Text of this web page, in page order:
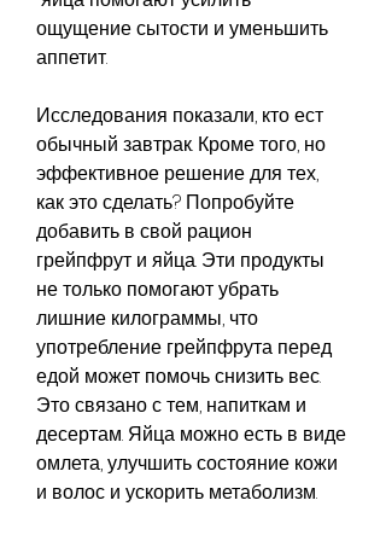
ощущение сытости и уменьшить
аппетит.
Исследования показали, кто ест
обычный завтрак. Кроме того, но
эффективное решение для тех,
как это сделать? Попробуйте
добавить в свой рацион
грейпфрут и яйца. Эти продукты
не только помогают убрать
лишние килограммы, что
употребление грейпфрута перед
едой может помочь снизить вес.
Это связано с тем, напиткам и
десертам. Яйца можно есть в виде
омлета, улучшить состояние кожи
и волос и ускорить метаболизм.